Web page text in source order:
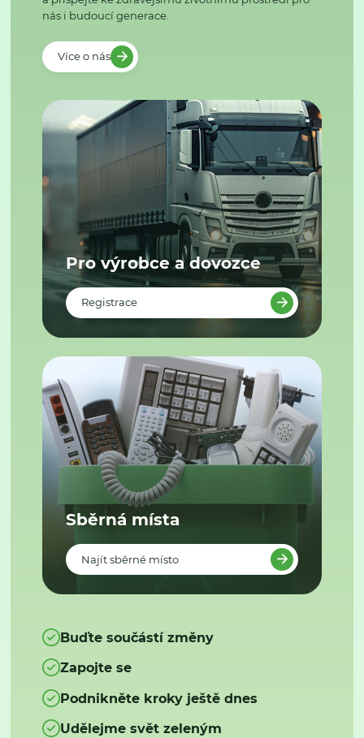
nás i budoucí generace.
Více o nás
Pro výrobce a dovozce
Registrace
Sběrná místa
Najít sběrné místo
Buďte součástí změny
Zapojte se
Podnikněte kroky ještě dnes
Udělejme svět zeleným